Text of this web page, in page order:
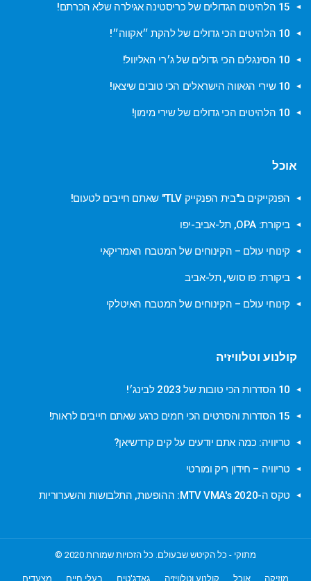
15 הלהיטים הגדולים של כריסטינה אגילרה שלא הכרתם!
10 הלהיטים הכי גדולים של להקת ״אקווה״!
10 הסינגלים הכי גדולים של ג׳רי האליוול!
10 שירי הגאווה הישראלים הכי טובים שיצאו!
10 הלהיטים הכי גדולים של שירי מימון!
אוכל
הפנקייקים ב"בית הפנקייק TLV" שאתם חייבים לטעום!
ביקורת: OPA, תל-אביב-יפו
קינוחי עולם – הקינוחים של המטבח האמריקאי
ביקורת: פו סושי, תל-אביב
קינוחי עולם – הקינוחים של המטבח האיטלקי
קולנוע וטלוויזיה
10 הסדרות הכי טובות של 2023 לבינג׳!
15 הסדרות והסרטים הכי חמים כרגע שאתם חייבים לראות!
טריוויה: כמה אתם יודעים על קים קרדשיאן?
טריוויה – חידון ריק ומורטי
טקס ה-MTV VMA's 2020: ההופעות, התלבושות והשערוריות
מתוקי - כל הקיטש שבעולם. כל הזכויות שמורות 2020 ©
מוזיקה אוכל קולנוע וטלוויזיה גאדג'טים בעלי חיים מצעדים